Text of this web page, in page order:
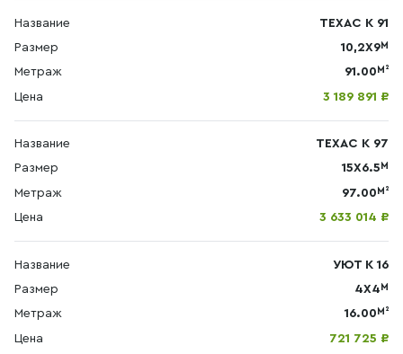
Название
ТЕХАС К 91
Размер
10,2X9М
Метраж 91.00М²
Цена 3 189 891 ₽
Название
ТЕХАС К 97
Размер
15X6.5 М
Метраж 97.00М²
Цена 3 633 014 ₽
Название
УЮТ К 16
Размер
4Х4М
Метраж 16.00М²
Цена 721 725 ₽